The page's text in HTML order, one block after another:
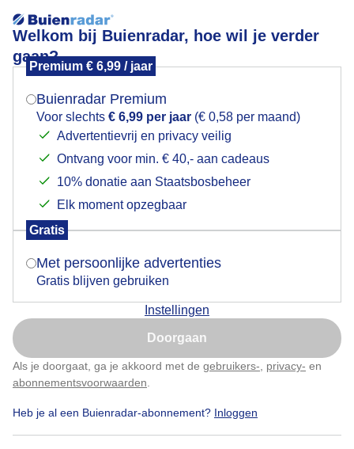
Welkom bij Buienradar, hoe wil je verder
gaan?
Premium € 6,99 / jaar
Buienradar Premium
Voor slechts € 6,99 per jaar (€ 0,58 per maand)
Advertentievrij en privacy veilig
Ontvang voor min. € 40,- aan cadeaus
10% donatie aan Staatsbosbeheer
Elk moment opzegbaar
Gratis
Met persoonlijke advertenties
Gratis blijven gebruiken
Instellingen
Doorgaan
Als je doorgaat, ga je akkoord met de gebruikers- privacy- en
abonnementsvoorwaarden
Heb je al een Buienradar-abonnement? Inloggen
Over The Moon
Door: Simone Genna Wiersma
Gemaakt: 09-05-2025, 827x bekeken
Mogen we je locatie gebruiken voor het
Indien je hier nog geen akkoord op hebt gegeven,
verschijnt er zo een pop-up uit je browser waarin
Is goed, toon de popup
Nu niet, misschien later
Klik hierom dit aan te passen